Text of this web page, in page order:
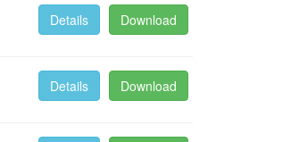
Download
Details
Download
Details